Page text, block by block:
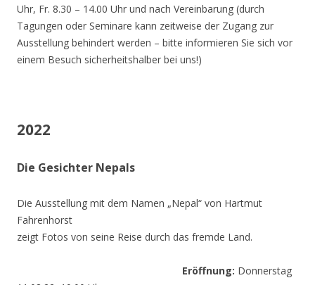
Uhr, Fr. 8.30 – 14.00 Uhr und nach Vereinbarung (durch
Tagungen oder Seminare kann zeitweise der Zugang zur
Ausstellung behindert werden – bitte informieren Sie sich vor
einem Besuch sicherheitshalber bei uns!)
2022
Die Gesichter Nepals
Die Ausstellung mit dem Namen „Nepal“ von Hartmut
Fahrenhorst
zeigt Fotos von seine Reise durch das fremde Land.
Eröffnung: Donnerstag